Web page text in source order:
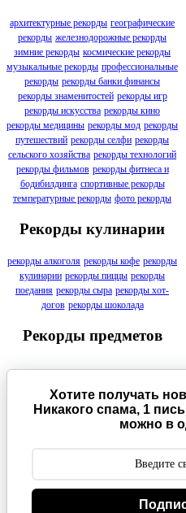
архитектурные рекорды географические
рекорды железнодорожные рекорды
зимние рекорды космические рекорды
музыкальные рекорды профессиональные
рекорды рекорды банки финансы
рекорды знаменитостей рекорды игр
рекорды искусства рекорды кино
рекорды медицины рекорды мод рекорды
путешествий рекорды селфи рекорды
сельского хозяйства рекорды технологий
рекорды фильмов рекорды фитнеса и
бодибилдинга спортивные рекорды
температурные рекорды фото рекорды
Рекорды кулинарии
рекорды алкоголя рекорды кофе рекорды
кулинарии рекорды пиццы рекорды
поедания рекорды сыра рекорды хот-
догов рекорды шоколада
Рекорды предметов
Хотите получать
Никакого спама, 1
можно в